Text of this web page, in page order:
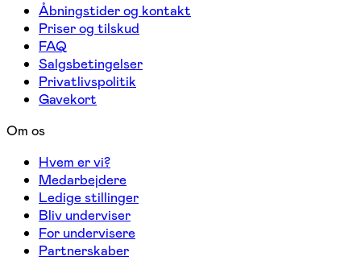
Åbningstider og kontakt
Priser og tilskud
FAQ
Salgsbetingelser
Privatlivspolitik
Gavekort
Om os
Hvem er vi?
Medarbejdere
Ledige stillinger
Bliv underviser
For undervisere
Partnerskaber